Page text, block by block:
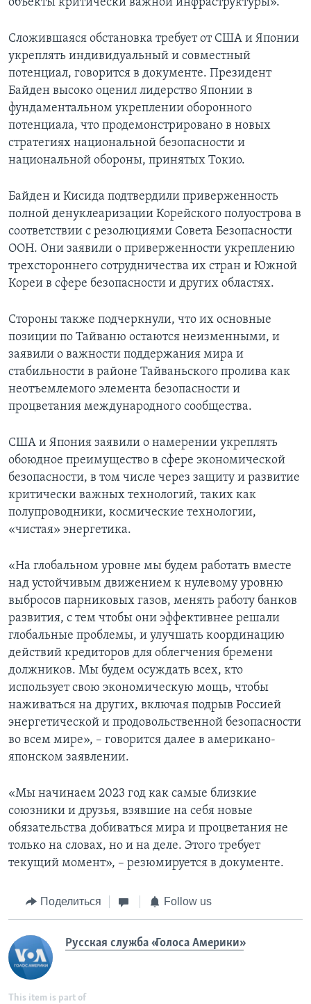
объекты критически важной инфраструктуры».
Сложившаяся обстановка требует от США и Японии
укреплять индивидуальный и совместный
потенциал, говорится в документе. Президент
Байден высоко оценил лидерство Японии в
фундаментальном укреплении оборонного
потенциала, что продемонстрировано в новых
стратегиях национальной безопасности и
национальной обороны, принятых Токио.
Байден и Кисида подтвердили приверженность
полной денуклеаризации Корейского полуострова в
соответствии с резолюциями Совета Безопасности
ООН. Они заявили о приверженности укреплению
трехстороннего сотрудничества их стран и Южной
Кореи в сфере безопасности и других областях.
Стороны также подчеркнули, что их основные
позиции по Тайваню остаются неизменными, и
заявили о важности поддержания мира и
стабильности в районе Тайваньского пролива как
неотъемлемого элемента безопасности и
процветания международного сообщества.
США и Япония заявили о намерении укреплять
обоюдное преимущество в сфере экономической
безопасности, в том числе через защиту и развитие
критически важных технологий, таких как
полупроводники, космические технологии,
«чистая» энергетика.
«На глобальном уровне мы будем работать вместе
над устойчивым движением к нулевому уровню
выбросов парниковых газов, менять работу банков
развития, с тем чтобы они эффективнее решали
глобальные проблемы, и улучшать координацию
действий кредиторов для облегчения бремени
должников. Мы будем осуждать всех, кто
использует свою экономическую мощь, чтобы
наживаться на других, включая подрыв Россией
энергетической и продовольственной безопасности
во всем мире», – говорится далее в американо-
японском заявлении.
«Мы начинаем 2023 год как самые близкие
союзники и друзья, взявшие на себя новые
обязательства добиваться мира и процветания не
только на словах, но и на деле. Этого требует
текущий момент», – резюмируется в документе.
Поделиться Follow us
Русская служба «Голоса Америки»
This item is part of